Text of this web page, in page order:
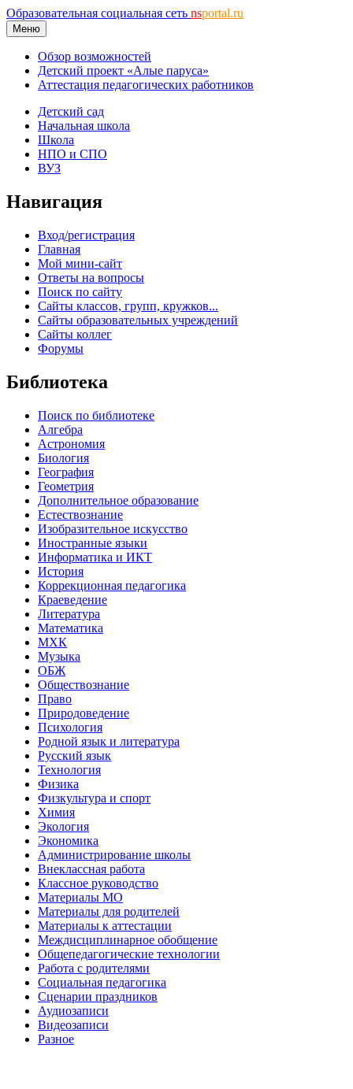
Образовательная социальная сеть nsportal.ru
Меню
Обзор возможностей
Детский проект «Алые паруса»
Аттестация педагогических работников
Детский сад
Начальная школа
Школа
НПО и СПО
ВУЗ
Навигация
Вход/регистрация
Главная
Мой мини-сайт
Ответы на вопросы
Поиск по сайту
Сайты классов, групп, кружков...
Сайты образовательных учреждений
Сайты коллег
Форумы
Библиотека
Поиск по библиотеке
Алгебра
Астрономия
Биология
География
Геометрия
Дополнительное образование
Естествознание
Изобразительное искусство
Иностранные языки
Информатика и ИКТ
История
Коррекционная педагогика
Краеведение
Литература
Математика
МХК
Музыка
ОБЖ
Обществознание
Право
Природоведение
Психология
Родной язык и литература
Русский язык
Технология
Физика
Физкультура и спорт
Химия
Экология
Экономика
Администрирование школы
Внеклассная работа
Классное руководство
Материалы МО
Материалы для родителей
Материалы к аттестации
Междисциплинарное обобщение
Общепедагогические технологии
Работа с родителями
Социальная педагогика
Сценарии праздников
Аудиозаписи
Видеозаписи
Разное